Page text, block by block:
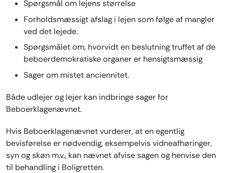
Spørgsmål om lejens størrelse
Forholdsmæssigt afslag i lejen som følge af mangler
ved det lejede.
Spørgsmålet om, hvorvidt en beslutning truffet af de
beboerdemokratiske organer er hensigtsmæssig
Sager om mistet anciennitet.
Både udlejer og lejer kan indbringe sager for
Beboerklagenævnet.
Hvis Beboerklagenævnet vurderer, at en egentlig
bevisførelse er nødvendig, eksempelvis vidneafhøringer,
syn og skøn m.v., kan nævnet afvise sagen og henvise den
til behandling i Boligretten.